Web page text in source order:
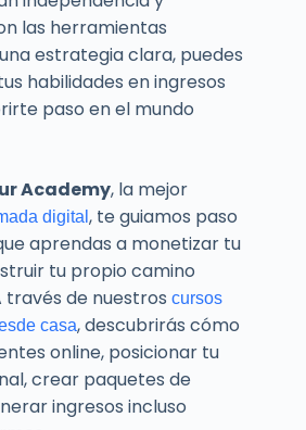
las herramientas
estrategia clara, puedes
habilidades en ingresos
paso en el mundo
Academy, la mejor
digital , te guiamos paso
aprendas a monetizar tu
tu propio camino
través de nuestros cursos
casa, descubrirás cómo
online, posicionar tu
crear paquetes de
ingresos incluso